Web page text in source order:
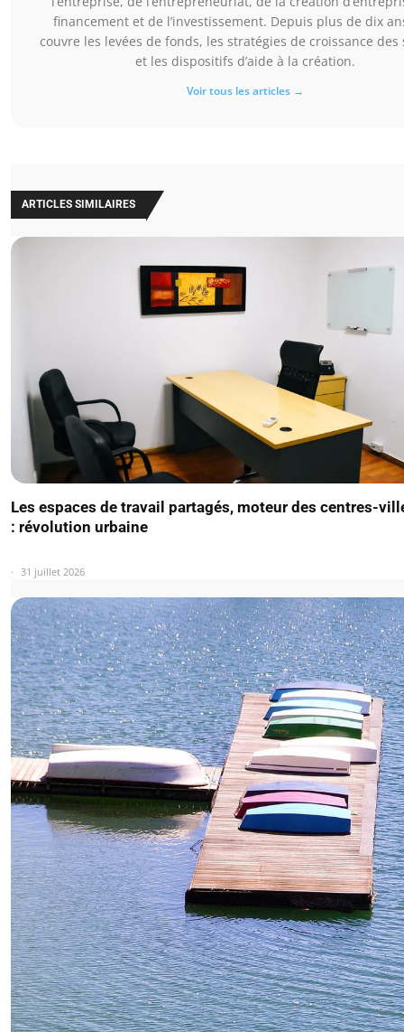
financement et de l’investissement. Depuis plus de dix
couvre les levées de fonds, les stratégies de croissance
et les dispositifs d’aide à la création.
Voir tous les articles →
ARTICLES SIMILAIRES
Les espaces de travail partagés, moteur des centres-
: révolution urbaine
31 juillet 2026